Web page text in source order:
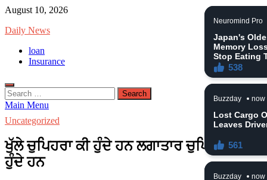
Skip
content
August 10, 2026
Daily News
loan
Insurance
Search
for:
Main Menu
Uncategorized
ਖੁੱਲੇ ਚੁਪਿਹਰਾ ਕੀ ਹੁੰਦੇ ਹਨ ਲਗਾਤਾਰ ਚੁਪਿਹਰਾ ਕੀ
ਹੁੰਦੇ ਹਨ